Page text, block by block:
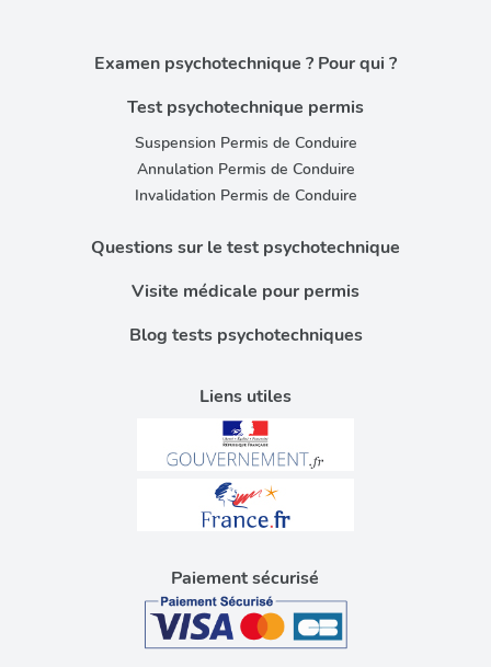
Liens utiles
Examen psychotechnique ? Pour qui ?
Test psychotechnique permis
Suspension Permis de Conduire
Annulation Permis de Conduire
Invalidation Permis de Conduire
Questions sur le test psychotechnique
Visite médicale pour permis
Blog tests psychotechniques
Paiement sécurisé